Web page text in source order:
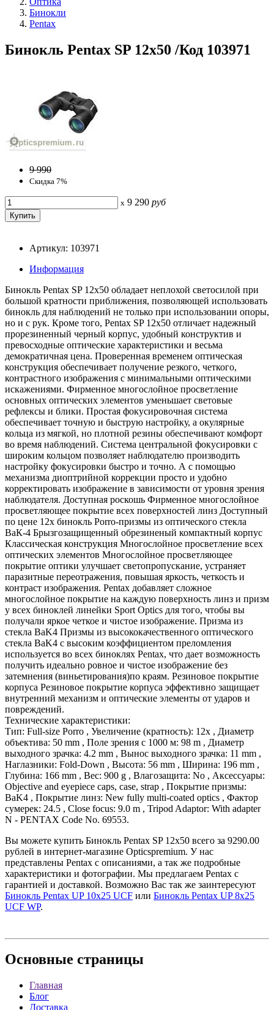
Бинокли
Pentax
Бинокль Pentax SP 12x50 /Код 103971
9 990
Скидка 7%
x 9 290 руб
Артикул: 103971
Информация
Бинокль Pentax SP 12x50 обладает неплохой светосилой при
большой кратности приближения, позволяющей использовать
бинокль для наблюдений не только при использовании опоры,
но и с рук. Кроме того, Pentax SP 12x50 отличает надежный
прорезиненный черный корпус, удобный конструктив и
превосходные оптические характеристики и весьма
демократичная цена. Проверенная временем оптическая
конструкция обеспечивает получение резкого, четкого,
контрастного изображения с минимальными оптическими
искажениями. Фирменное многослойное просветление
основных оптических элементов уменьшает световые
рефлексы и блики. Простая фокусировочная система
обеспечивает точную и быструю настройку, а окулярные
кольца из мягкой, но плотной резины обеспечивают комфорт
во время наблюдений. Система центральной фокусировки с
широким кольцом позволяет наблюдателю производить
настройку фокусировки быстро и точно. А с помощью
механизма диоптрийной коррекции просто и удобно
корректировать изображение в зависимости от уровня зрения
наблюдателя. Доступная роскошь Фирменное многослойное
просветляющее покрытие всех поверхностей линз Доступный
по цене 12х бинокль Porro-призмы из оптического стекла
ВаК-4 Брызгозащищенный обрезиненый компактный корпус
Классическая конструкция Многослойное просветление всех
оптических элементов Многослойное просветляющее
покрытие оптики улучшает светопропускание, устраняет
паразитные переотражения, повышая яркость, четкость и
контраст изображения. Pentax добавляет сложное
многослойное покрытие на каждую поверхность линз и призм
у всех биноклей линейки Sport Optics для того, чтобы вы
получали яркое четкое и чистое изображение. Призма из
стекла BaK4 Призмы из высококачественного оптического
стекла BaK4 с высоким коэффициентом преломления
используется во всех биноклях Pentax, что дает возможность
получить идеально ровное и чистое изображение без
затемнения (виньетирования)по краям. Резиновое покрытие
корпуса Резиновое покрытие корпуса эффективно защищает
внутренний механизм и оптические элементы от ударов и
повреждений.
Технические характеристики:
Тип: Full-size Porro , Увеличение (кратность): 12x , Диаметр
объектива: 50 mm , Поле зрения с 1000 м: 98 m , Диаметр
выходного зрачка: 4.2 mm , Вынос выходного зрачка: 11 mm ,
Наглазники: Fold-Down , Высота: 56 mm , Ширина: 196 mm ,
Глубина: 166 mm , Вес: 900 g , Влагозащита: No , Аксессуары:
Objective and eyepiece caps, case, strap , Покрытие призмы:
BaK4 , Покрытие линз: New fully multi-coated optics , Фактор
сумерек: 24.5 , Close focus: 9.0 m , Tripod Adaptor: With adapter
N - PENTAX Code No. 69553.
Вы можете купить Бинокль Pentax SP 12x50 всего за 9290.00
рублей в интернет-магазине Opticspremium. У нас
представлены Pentax с описаниями, а так же подробные
характеристики и фотографии. Мы предлагаем Pentax с
гарантией и доставкой. Возможно Вас так же заинтересуют
Бинокль Pentax UP 10x25 UCF или Бинокль Pentax UP 8x25
UCF WP.
Основные страницы
Главная
Блог
Доставка